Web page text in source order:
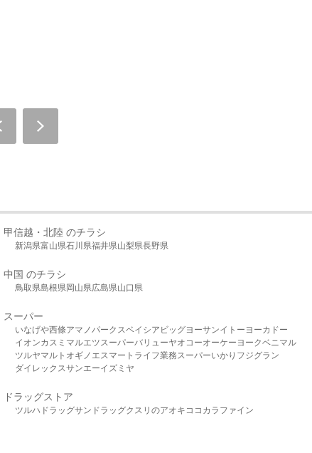
甲信越・北陸 のチラシ
新潟県富山県石川県福井県山梨県長野県
中国 のチラシ
鳥取県島根県岡山県広島県山口県
スーパー
いなげや西條アマノパークスベイシア ビッグヨーサンイトーヨーカドー
イオンカスミ マルエツスーパーバリューヤオコーオーケー ヨークベニマル
ツルヤマルト オギノ エスマート ライフ業務スーパーいかり フジグラン
ダイレックスサンエーイズミヤ
ドラッグストア
ツルハドラッグサンドラッグクスリのアオキ ココカラファイン